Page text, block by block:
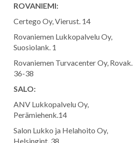
ROVANIEMI:
Certego Oy, Vierust. 14
Rovaniemen Lukkopalvelu Oy,
Suosiolank. 1
Rovaniemen Turvacenter Oy, Rovak.
36-38
SALO:
ANV Lukkopalvelu Oy,
Perämiehenk.14
Salon Lukko ja Helahoito Oy,
Helsingint. 38